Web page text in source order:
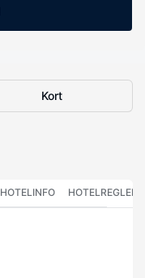
Kort
HOTELINFO HOTELREGLER